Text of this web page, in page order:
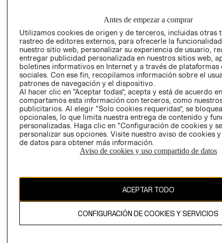
PRIVACIDAD
GIFT CARD
AVISO DE
COOKIES
Uruguay ($U)
CAMBIAR REGIÓN
El contenido de esta página web está protegido por copyright y es
propiedad de H&M Hennes & Mauritz AB.
Antes de empezar a comprar
Utilizamos cookies de origen y de terceros, incluidas otras
rastreo de editores externos, para ofrecerle la
nuestro sitio web, personalizar su experiencia de usuario,
entregar publicidad personalizada en nuestros sitios web,
boletines informativos en Internet y a través de plataformas
sociales. Con ese fin, recopilamos información sobre el
patrones de navegación y el dispositivo.
Al hacer clic en “Aceptar todas”, acepta y está de acuerdo
compartamos esta información con terceros, como
publicitarios. Al elegir “Solo cookies requeridas”, se
opcionales, lo que limita nuestra entrega de contenido y
personalizadas. Haga clic en “Configuración de cookies y
personalizar sus opciones. Visite nuestro aviso de cookies
de datos para obtener más información.
Aviso de cookies y uso compartido de datos
ACEPTAR TODO
CONFIGURACIÓN DE COOKIES Y SERVICIOS